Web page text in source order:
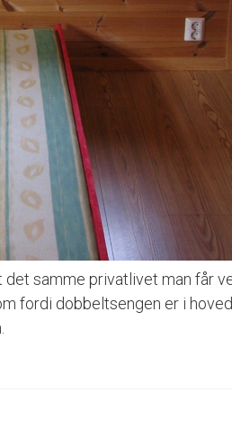
samme privatlivet man får
fordi dobbeltsengen er i